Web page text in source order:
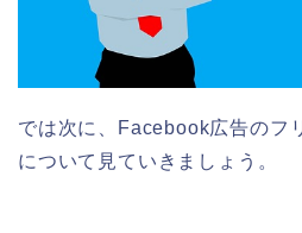
では次に、Facebook広告のフ
について見ていきましょう。